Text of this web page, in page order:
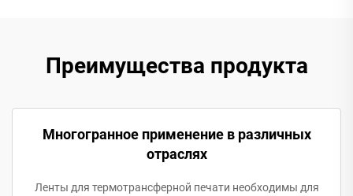
Преимущества продукта
Многогранное применение в различных
отраслях
Ленты для термотрансферной печати необходимы для